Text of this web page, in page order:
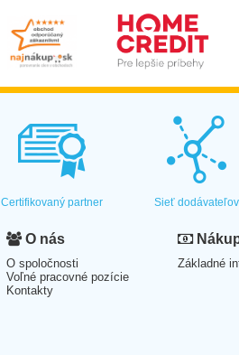
Certifikovaný partner Sieť dodávateľov
O nás
O spoločnosti
Voľné pracovné pozície
Kontakty
Základné